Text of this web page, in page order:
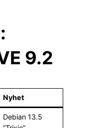
9.2
Nyhet
Debian 13.5